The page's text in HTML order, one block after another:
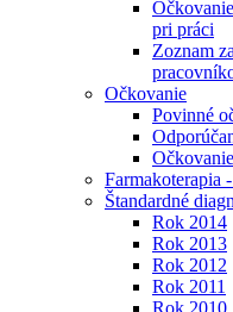
pri práci
Zoznam
Očkovanie
Povinné
Farmakoterapia
Štandardné
Rok 2014
Rok 2013
Rok 2012
Rok 2011
Rok 2010